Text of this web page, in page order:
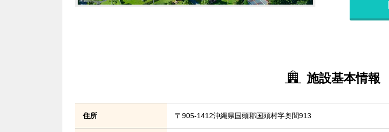
施設基本情報
住所 〒905-1412沖縄県国頭郡国頭村字奥間913